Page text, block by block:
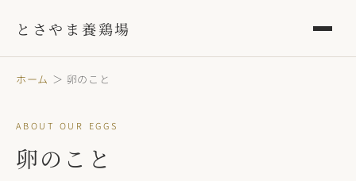
とさやま養鶏場
ホーム ＞ 卵のこと
ABOUT OUR EGGS
卵のこと